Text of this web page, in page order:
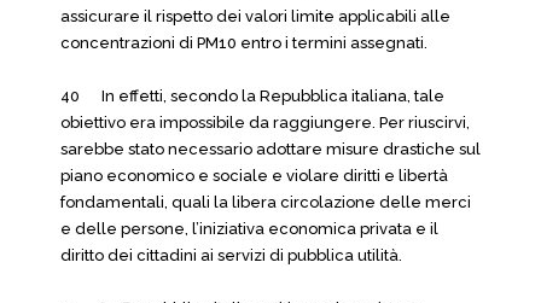
assicurare il rispetto dei valori limite applicabili alle
concentrazioni di PM10 entro i termini assegnati.
40 In effetti, secondo la Repubblica italiana, tale
obiettivo era impossibile da raggiungere. Per riuscirvi,
sarebbe stato necessario adottare misure drastiche sul
piano economico e sociale e violare diritti e libertà
fondamentali, quali la libera circolazione delle merci
e delle persone, l’iniziativa economica privata e il
diritto dei cittadini ai servizi di pubblica utilità.